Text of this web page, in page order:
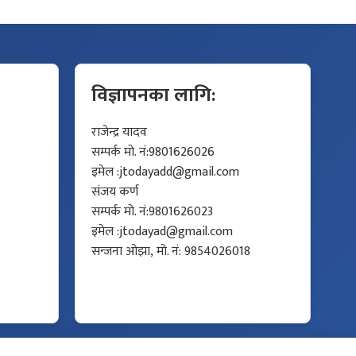
विज्ञापनका लागि:
राजेन्द्र यादव
सम्पर्क मो. नं:9801626026
इमेल :jtodayadd@gmail.com
संजय कर्ण
सम्पर्क मो. नं:9801626023
इमेल :jtodayad@gmail.com
सन्जना ओझा, मो. नं: 9854026018